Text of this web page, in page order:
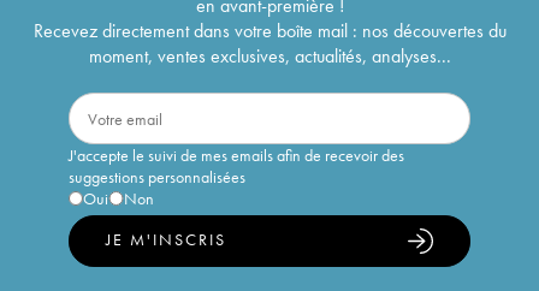
en avant-première !
Recevez directement dans votre boîte mail : nos découvertes du
moment, ventes exclusives, actualités, analyses...
J'accepte le suivi de mes emails afin de recevoir des
suggestions personnalisées
Oui
Non
JE M'INSCRIS